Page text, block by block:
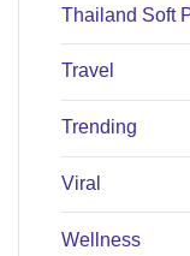
Thailand Soft
Travel
Trending
Viral
Wellness